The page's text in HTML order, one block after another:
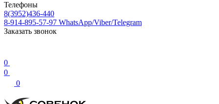
Телефоны
8(3952)436-440
8-914-895-57-97 WhatsApp/Viber/Telegram
Заказать звонок
0
0
0